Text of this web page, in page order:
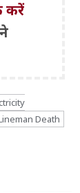
करें
Death